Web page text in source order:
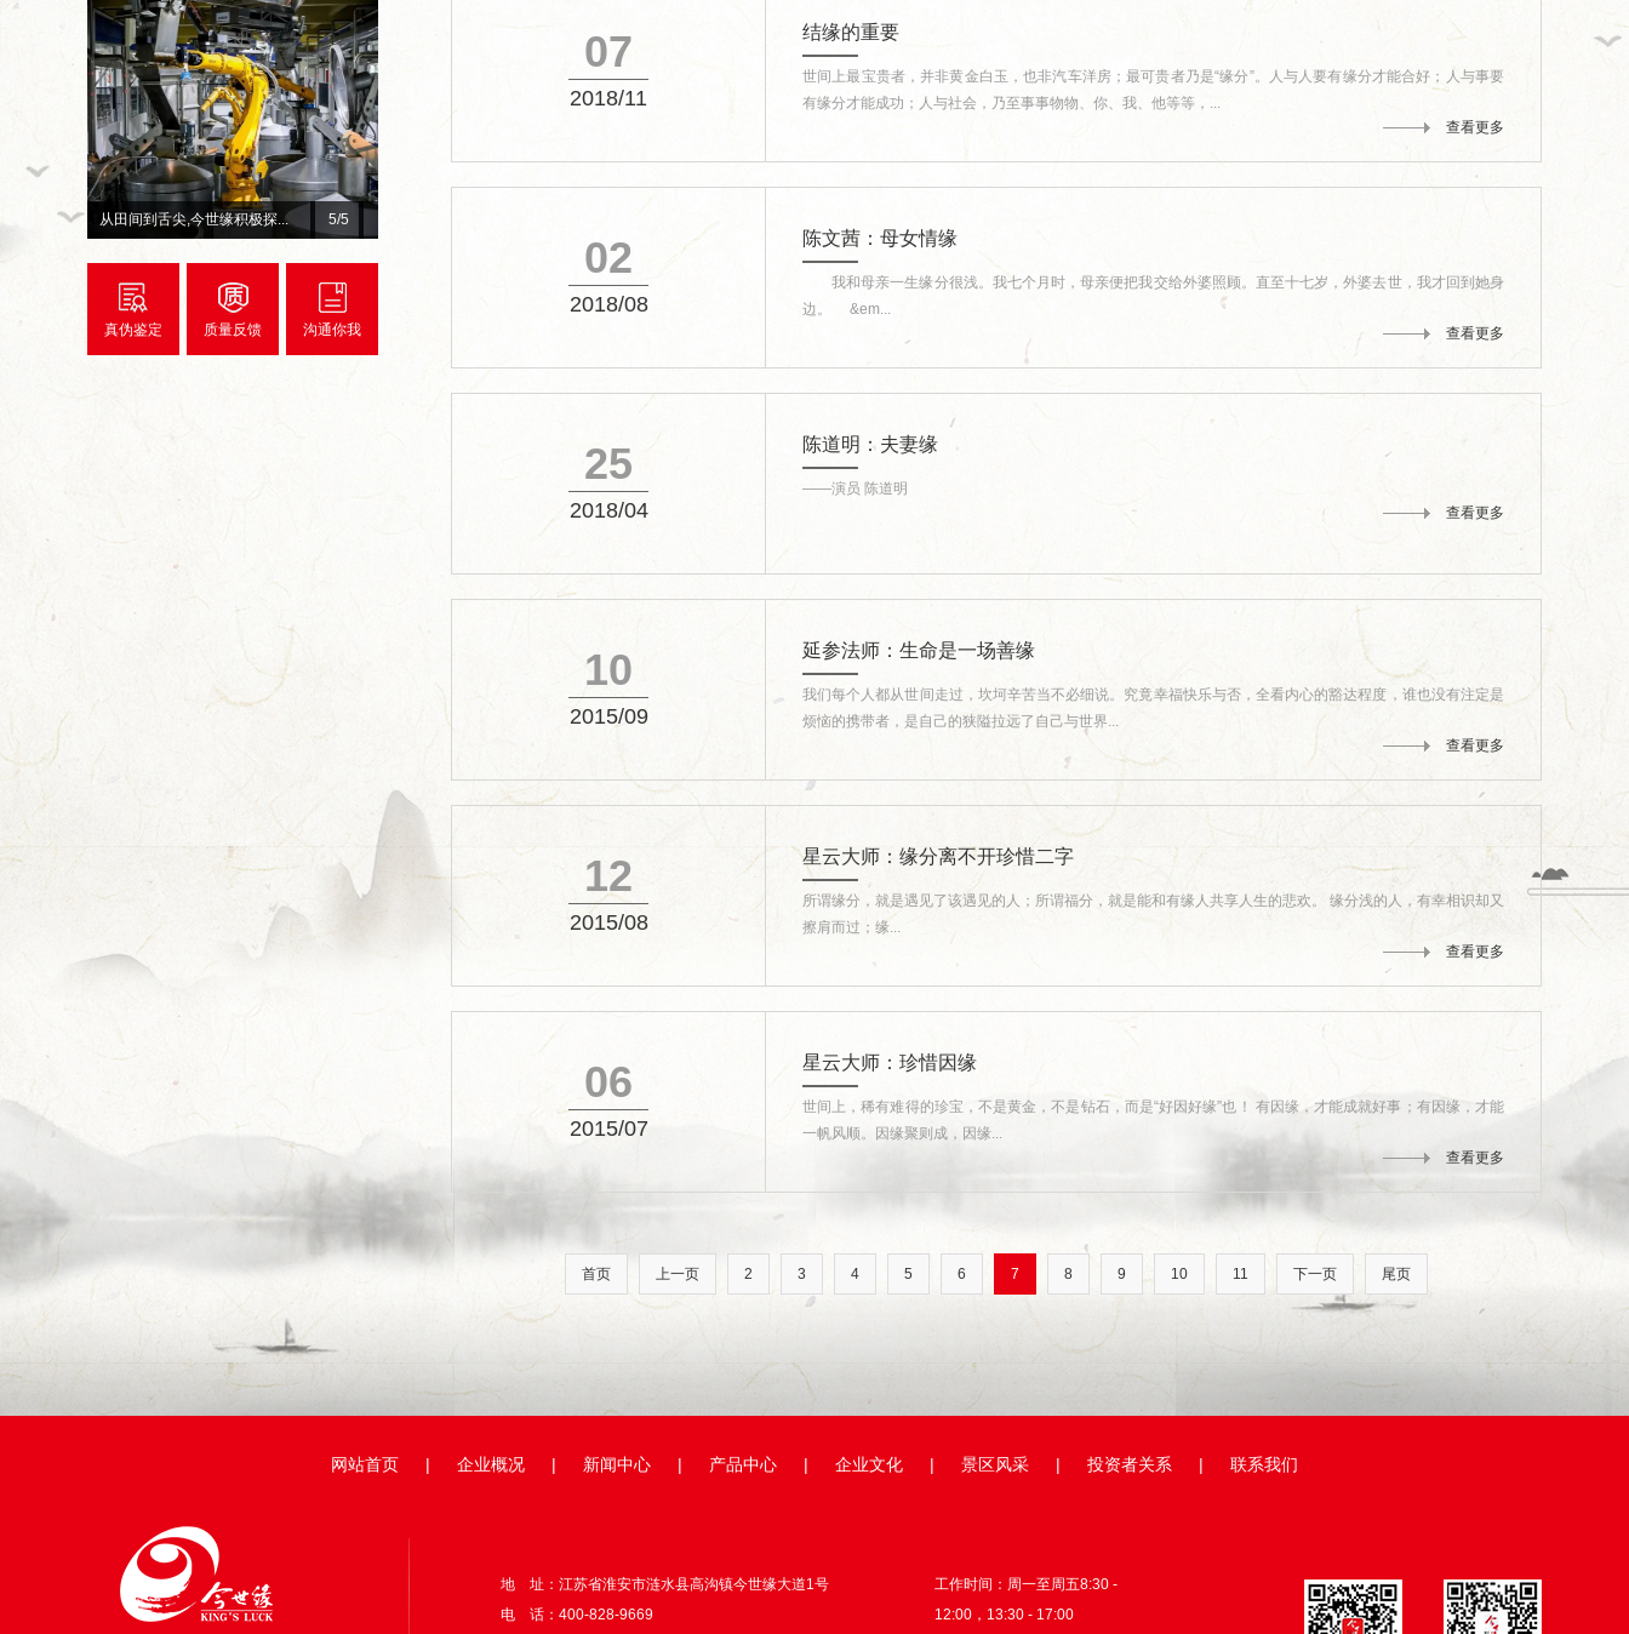
1/5
总台×今世缘官宣！李宇春、...
真伪鉴定 质量反馈 沟通你我
07
2018/11
结缘的重要
世间上最宝贵者，并非黄金白玉，也非汽车洋房；最可贵者乃是“缘分”。人与人要有缘分才能合好；人与事要
有缘分才能成功；人与社会，乃至事事物物、你、我、他等等，...
查看更多
02
2018/08
陈文茜：母女情缘
我和母亲一生缘分很浅。我七个月时，母亲便把我交给外婆照顾。直至十七岁，外婆去世，我才回到她身
边。 &em...
查看更多
25
2018/04
陈道明：夫妻缘
——演员 陈道明
查看更多
10
2015/09
延参法师：生命是一场善缘
我们每个人都从世间走过，坎坷辛苦当不必细说。究竟幸福快乐与否，全看内心的豁达程度，谁也没有注定是
烦恼的携带者，是自己的狭隘拉远了自己与世界...
查看更多
12
2015/08
星云大师：缘分离不开珍惜二字
所谓缘分，就是遇见了该遇见的人；所谓福分，就是能和有缘人共享人生的悲欢。 缘分浅的人，有幸相识却又
擦肩而过；缘...
查看更多
06
2015/07
星云大师：珍惜因缘
世间上，稀有难得的珍宝，不是黄金，不是钻石，而是“好因好缘”也！ 有因缘，才能成就好事；有因缘，才能
一帆风顺。因缘聚则成，因缘...
查看更多
首页 上一页 2 3 4 5 6 7 8 9 10 11 下一页 尾页
网站首页 | 企业概况 | 新闻中心 | 产品中心 | 企业文化 | 景区风采 | 投资者关系 | 联系我们
地 址：江苏省淮安市涟水县高沟镇今世缘大道1号
工作时间：周一至周五8:30 -
12:00，13:30 - 17:00
电 话：400-828-9669